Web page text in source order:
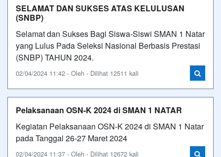
SELAMAT DAN SUKSES ATAS KELULUSAN
(SNBP)
Selamat dan Sukses Bagi Siswa-Siswi SMAN 1 Natar
yang Lulus Pada Seleksi Nasional Berbasis Prestasi
(SNBP) TAHUN 2024.
02/04/2024 11:42 - Oleh - Dilihat 12511 kali
Pelaksanaan OSN-K 2024 di SMAN 1 NATAR
Kegiatan Pelaksanaan OSN-K 2024 di SMAN 1 Natar
pada Tanggal 26-27 Maret 2024
02/04/2024 11:37 - Oleh - Dilihat 12672 kali